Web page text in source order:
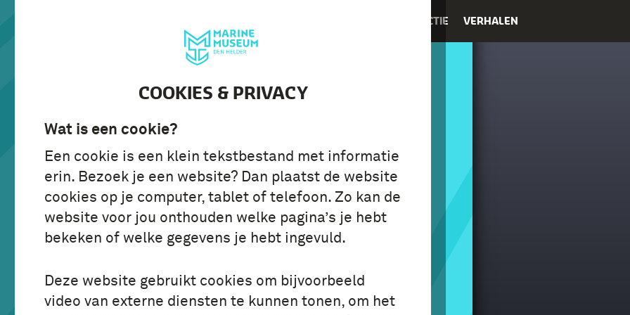
COOKIES & PRIVACY
Wat is een cookie?
Een cookie is een klein tekstbestand met informatie
erin. Bezoek je een website? Dan plaatst de website
cookies op je computer, tablet of telefoon. Zo kan de
website voor jou onthouden welke pagina’s je hebt
bekeken of welke gegevens je hebt ingevuld.
Deze website gebruikt cookies om bijvoorbeeld
video van externe diensten te kunnen tonen, om het
COLLECTIE VERHALEN
MARINEMUSEUM
BELEEF DE
MARINE OP ÉN
ONDER ZEE
Open: maandag t/m zondag